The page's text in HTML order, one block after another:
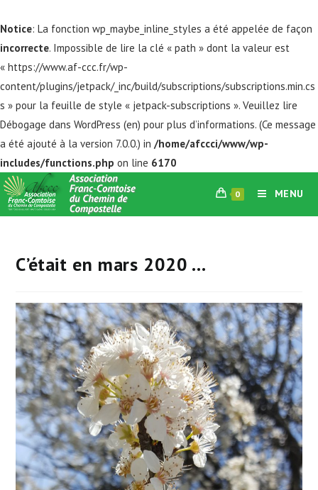
Notice: La fonction wp_maybe_inline_styles a été appelée de façon
incorrecte. Impossible de lire la clé « path » dont la valeur est
« https://www.af-ccc.fr/wp-
content/plugins/jetpack/_inc/build/subscriptions/subscriptions.min.cs
s » pour la feuille de style « jetpack-subscriptions ». Veuillez lire
Débogage dans WordPress (en) pour plus d’informations. (Ce message
a été ajouté à la version 7.0.0.) in /home/afccci/www/wp-
includes/functions.php on line 6170
Skip
to
content
0 MENU
C’était en mars 2020 …